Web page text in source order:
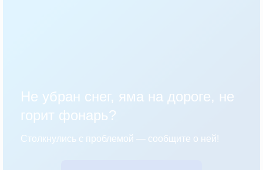
Не убран снег, яма на дороге, не
горит фонарь?
Столкнулись с проблемой — сообщите о ней!